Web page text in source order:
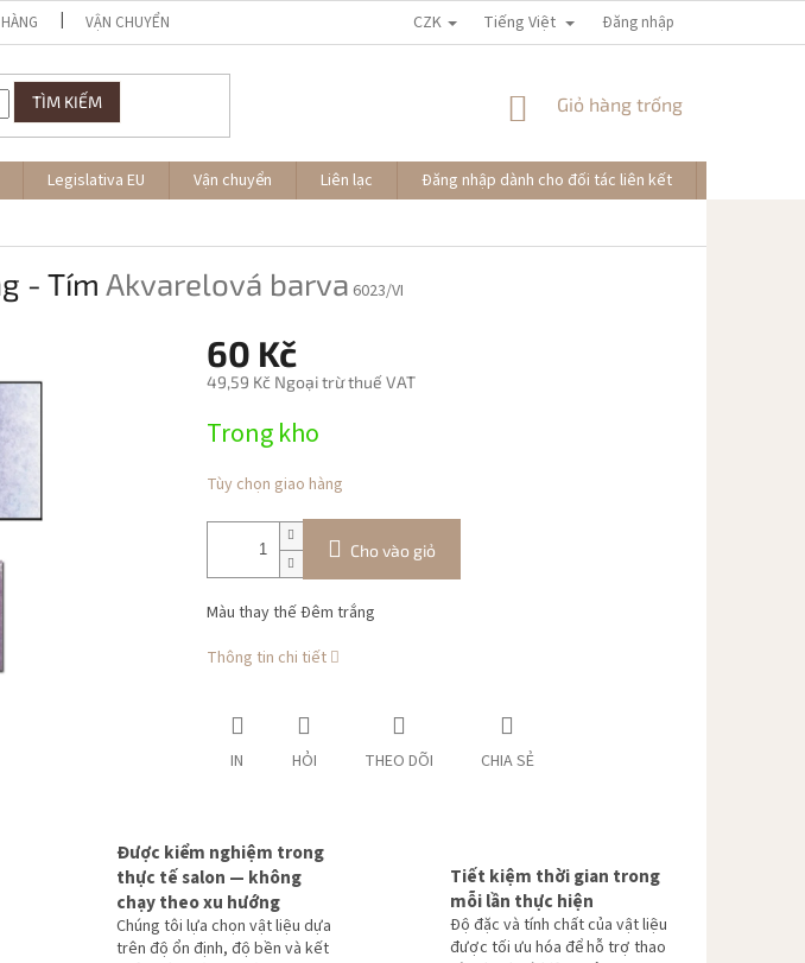
VẬN CHUYỂN CZK Tiếng Việt Đăng nhập
TÌM KIẾM
GIỎ
Giỏ hàng trống
Legislativa EU Vận chuyển Liên lạc Đăng nhập dành cho đối tác liên kết
- Tím Akvarelová barva 6023/VI
60 Kč
49,59 Kč Ngoại trừ thuế VAT
đo
Trong kho
Tùy chọn giao hàng
Cho vào giỏ
Màu thay thế Đêm trắng
Thông tin chi tiết
IN HỎI THEO DÕI CHIA SẺ
Được kiểm nghiệm trong
thực tế salon — không
chạy theo xu hướng
Chúng tôi lựa chọn vật liệu dựa
trên độ ổn định, độ bền và kết
Tiết kiệm thời gian trong
mỗi lần thực hiện
Độ đặc và tính chất của vật liệu
được tối ưu hóa để hỗ trợ thao